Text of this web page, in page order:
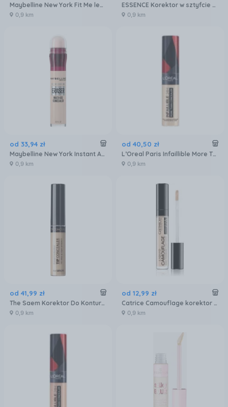
Maybelline New York Fit Me lekki korektor do twarzy 15 Fair 6,8ml
0,9 km
ESSENCE Korektor w sztyfcie 01 MATT SAND
0,9 km
od 33,94 zł
Maybelline New York Instant Anti-Age Eraser korektor z gąbeczką 03 Fair 6,8 ml
0,9 km
od 40,50 zł
L’Oreal Paris Infaillible More Than Concealer Korektor 320/10 Porcelain 11ml
0,9 km
od 41,99 zł
The Saem Korektor Do Konturowania Twarzy 6,5g
0,9 km
od 12,99 zł
Catrice Camouflage korektor w płynie odcień 001 Fair Ivory 5,5g
0,9 km